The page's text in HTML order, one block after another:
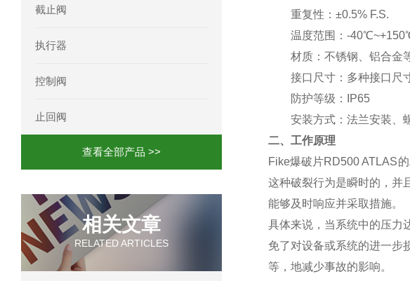
截止阀
执行器
控制阀
止回阀
查看全部产品 >>
相关文章
RELATED ARTICLES
重复性 ：±0.5% F.S.
温度范围 ：-
材质：不锈钢、铝合金
接口尺寸：多种接口尺
防护等级 ：IP65
安装方式：法兰安装、
二、工作原理
Fike爆破片RD500 ATLAS
这种破裂行为是瞬时的，并
能够及时响应并采取措施。
具体来说，当系统中的压力
免了对设备或系统的进一步
等，地减少事故的影响。